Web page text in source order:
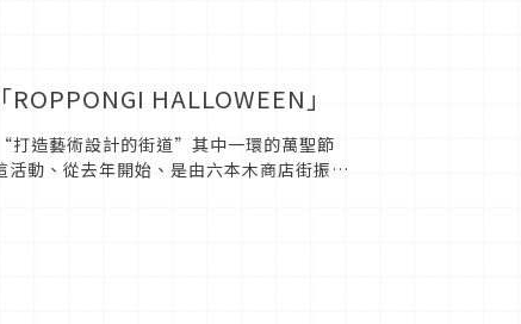
HALLOWEEN」
打造藝術設計的街道”其中一環的萬聖節
動、從去年開始、是由六本木商店街振興